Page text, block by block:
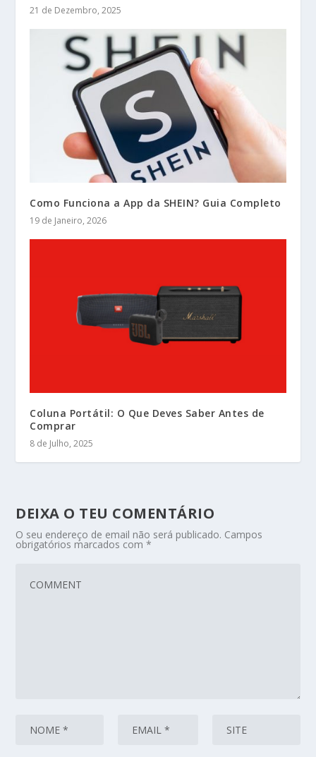
21 de Dezembro, 2025
Como Funciona a App da SHEIN? Guia Completo
19 de Janeiro, 2026
Coluna Portátil: O Que Deves Saber Antes de
Comprar
8 de Julho, 2025
DEIXA O TEU COMENTÁRIO
O seu endereço de email não será publicado. Campos
obrigatórios marcados com*